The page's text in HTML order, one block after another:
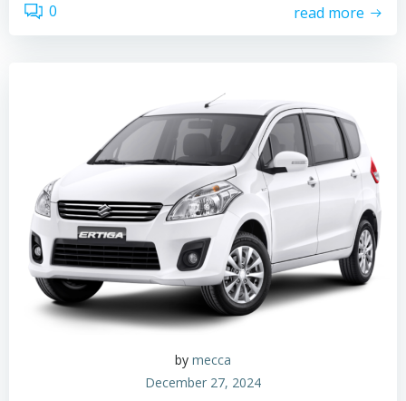
0 read more
by mecca
December 27, 2024